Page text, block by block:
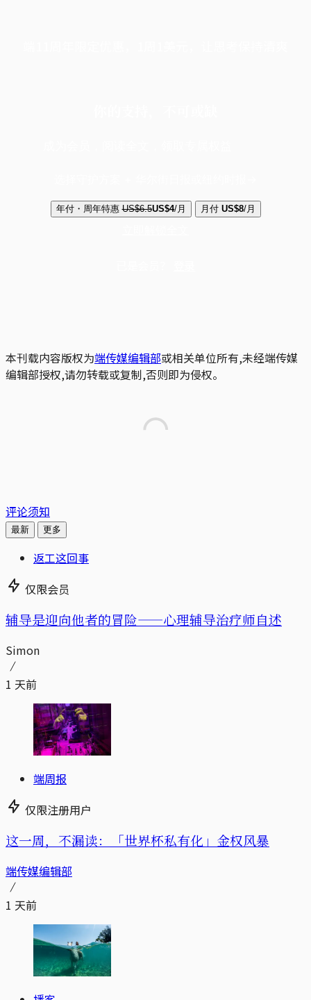
年付・周年特惠 US$6.5US$4/月 月付 US$8/月
本刊载内容版权为端传媒编辑部或相关单位所有,未经端传媒
编辑部授权,请勿转载或复制,否则即为侵权。
评论须知
最新 更多
返工这回事
仅限会员
辅导是迎向他者的冒险——心理辅导治疗师自述
Simon
1 天前
端周报
仅限注册用户
这一周，不漏读：「世界杯私有化」金权风暴
端传媒编辑部
1 天前